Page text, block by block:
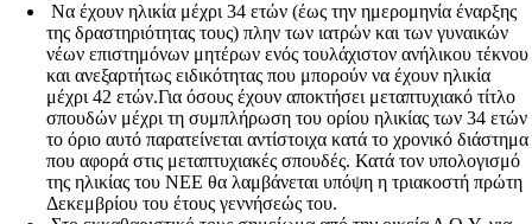
Να έχουν ηλικία μέχρι 34 ετών (έως την ημερομηνία έναρξης
της δραστηριότητας τους) πλην των ιατρών και των γυναικών
νέων επιστημόνων μητέρων ενός τουλάχιστον ανήλικου τέκνου
και ανεξαρτήτως ειδικότητας που μπορούν να έχουν ηλικία
μέχρι 42 ετών.Για όσους έχουν αποκτήσει μεταπτυχιακό τίτλο
σπουδών μέχρι τη συμπλήρωση του ορίου ηλικίας των 34 ετών
το όριο αυτό παρατείνεται αντίστοιχα κατά το χρονικό διάστημα
που αφορά στις μεταπτυχιακές σπουδές. Κατά τον υπολογισμό
της ηλικίας του ΝΕΕ θα λαμβάνεται υπόψη η τριακοστή πρώτη
Δεκεμβρίου του έτους γεννήσεώς του.